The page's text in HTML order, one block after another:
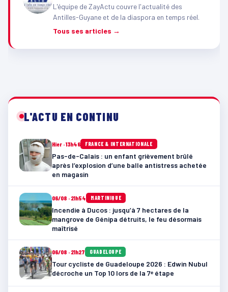
L'équipe de ZayActu couvre l'actualité des
Antilles-Guyane et de la diaspora en temps réel.
Tous ses articles →
L'ACTU EN CONTINU
Hier · 13h46 FRANCE & INTERNATIONALE
Pas-de-Calais : un enfant grièvement brûlé
après l’explosion d’une balle antistress achetée
en magasin
06/08 · 21h54 MARTINIQUE
Incendie à Ducos : jusqu’à 7 hectares de la
mangrove de Génipa détruits, le feu désormais
maîtrisé
06/08 · 21h27 GUADELOUPE
Tour cycliste de Guadeloupe 2026 : Edwin Nubul
décroche un Top 10 lors de la 7ᵉ étape